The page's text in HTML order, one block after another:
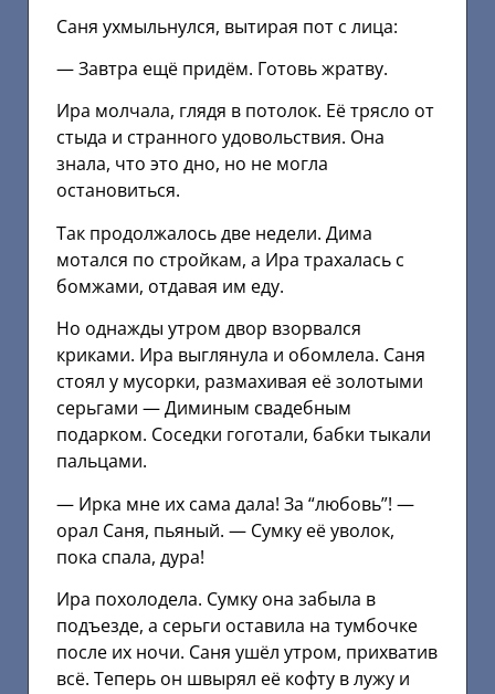
Саня ухмыльнулся, вытирая пот с лица:
— Завтра ещё придём. Готовь жратву.
Ира молчала, глядя в потолок. Её трясло от
стыда и странного удовольствия. Она
знала, что это дно, но не могла
остановиться.
Так продолжалось две недели. Дима
мотался по стройкам, а Ира трахалась с
бомжами, отдавая им еду.
Но однажды утром двор взорвался
криками. Ира выглянула и обомлела. Саня
стоял у мусорки, размахивая её золотыми
серьгами — Диминым свадебным
подарком. Соседки гоготали, бабки тыкали
пальцами.
— Ирка мне их сама дала! За “любовь”! —
орал Саня, пьяный. — Сумку её уволок,
пока спала, дура!
Ира похолодела. Сумку она забыла в
подъезде, а серьги оставила на тумбочке
после их ночи. Саня ушёл утром, прихватив
всё. Теперь он швырял её кофту в лужу и